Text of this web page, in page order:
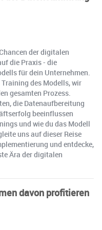
der digitalen
die Praxis - die
für dein Unternehmen.
des Modells, wir
gesamten Prozess.
die Datenaufbereitung
beeinflussen
und wie du das Modell
uns auf dieser Reise
und entdecke,
Ära der digitalen
davon profitieren